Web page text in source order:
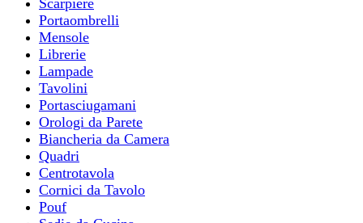
Portaombrelli
Mensole
Librerie
Lampade
Tavolini
Portasciugamani
Orologi da Parete
Biancheria da Camera
Quadri
Centrotavola
Cornici da Tavolo
Pouf